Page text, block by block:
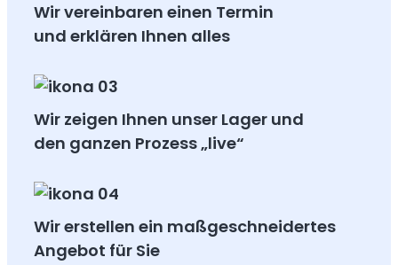
Wir vereinbaren einen Termin
und erklären Ihnen alles
Wir zeigen Ihnen unser Lager und
den ganzen Prozess „live“
Wir erstellen ein maßgeschneidertes
Angebot für Sie